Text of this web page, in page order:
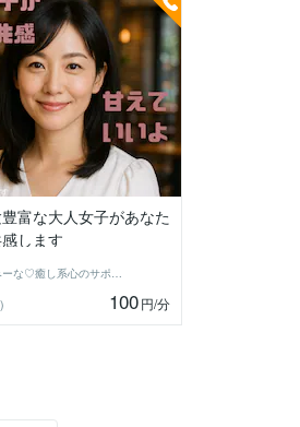
富な大人女子があなた
します
100円/分